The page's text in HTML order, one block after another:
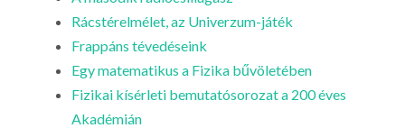
Rácstérelmélet, az Univerzum-játék
Frappáns tévedéseink
Egy matematikus a Fizika bűvöletében
Fizikai kísérleti bemutatósorozat a 200 éves
Akadémián